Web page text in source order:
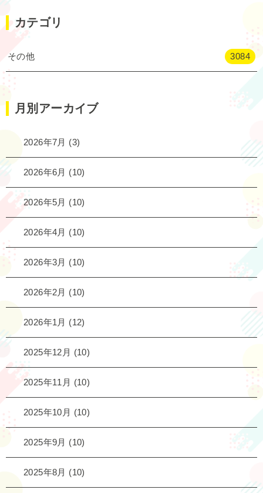
カテゴリ
その他 3084
月別アーカイブ
2026年7月 (3)
2026年6月 (10)
2026年5月 (10)
2026年4月 (10)
2026年3月 (10)
2026年2月 (10)
2026年1月 (12)
2025年12月 (10)
2025年11月 (10)
2025年10月 (10)
2025年9月 (10)
2025年8月 (10)